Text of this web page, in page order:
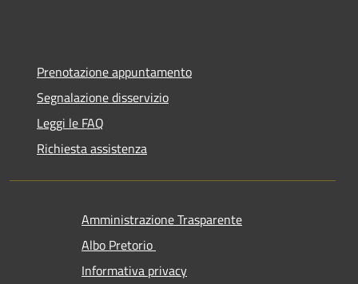
Prenotazione appuntamento
Segnalazione disservizio
Leggi le FAQ
Richiesta assistenza
Amministrazione Trasparente
Albo Pretorio
Informativa privacy